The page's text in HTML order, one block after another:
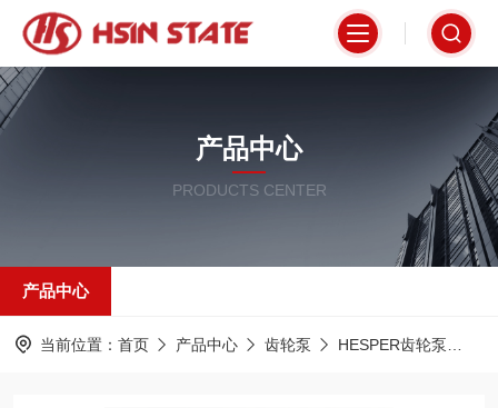
产品中心
PRODUCTS CENTER
产品中心
当前位置： 首页 产品中心 齿轮泵 HESPER齿轮泵